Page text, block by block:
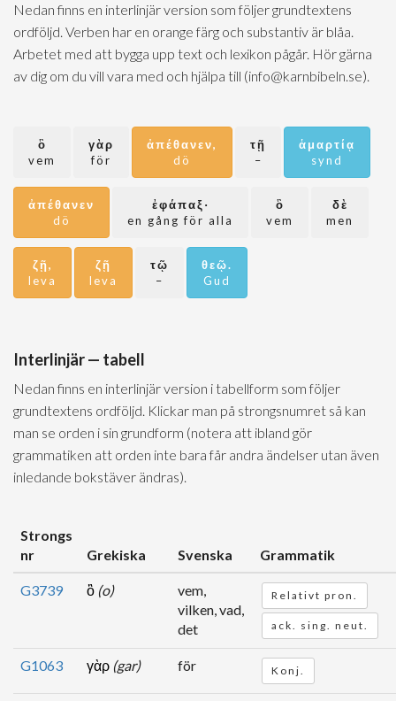
Nedan finns en interlinjär version som följer grundtextens
ordföljd. Verben har en orange färg och substantiv är blåa.
Arbetet med att bygga upp text och lexikon pågår. Hör gärna
av dig om du vill vara med och hjälpa till (info@karnbibeln.se).
ὃ
vem
γὰρ
för
ἀπέθανεν,
dö
τῇ
–
ἁμαρτίᾳ
synd
ἀπέθανεν
dö
ἐφάπαξ·
en gång för alla
ὃ
vem
δὲ
men
ζῇ,
leva
ζῇ
leva
τῷ
–
θεῷ.
Gud
Interlinjär — tabell
Nedan finns en interlinjär version i tabellform som följer
grundtextens ordföljd. Klickar man på strongsnumret så kan
man se orden i sin grundform (notera att ibland gör
grammatiken att orden inte bara får andra ändelser utan även
inledande bokstäver ändras).
Strongs
nr
Grekiska Svenska Grammatik
G3739 ὃ (o)
vem,
vilken, vad,
det
Relativt pron.
ack. sing. neut.
G1063 γὰρ (gar) för Konj.